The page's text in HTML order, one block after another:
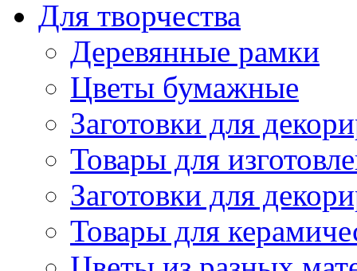
Для творчества
Деревянные рамки
Цветы бумажные
Заготовки для
Товары для
Заготовки для
Товары для